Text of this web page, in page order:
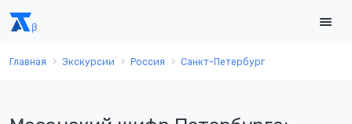
Главная Экскурсии Россия Санкт-Петербург